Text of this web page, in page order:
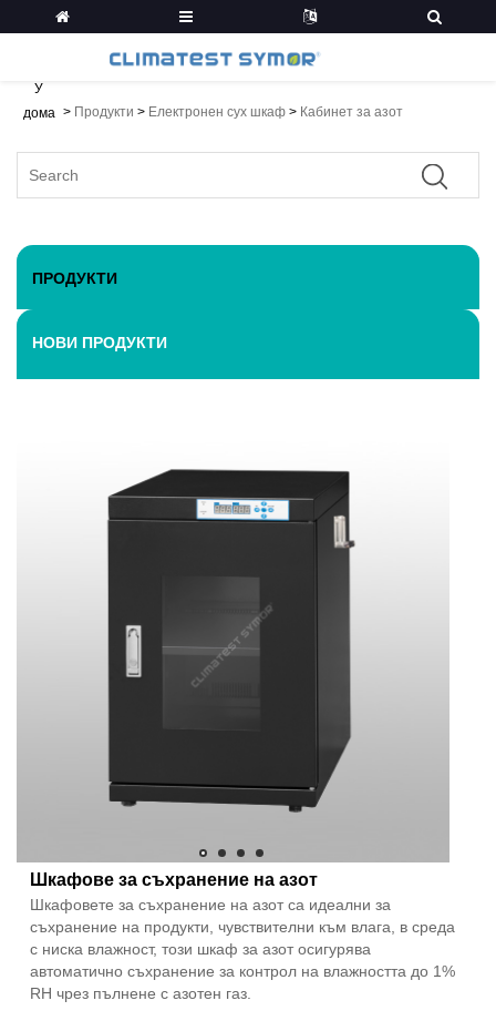
У
дома > Продукти > Електронен сух шкаф > Кабинет за азот
ПРОДУКТИ
НОВИ ПРОДУКТИ
Шкафове за съхранение на азот
Шкафовете за съхранение на азот са идеални за
съхранение на продукти, чувствителни към влага, в среда
с ниска влажност, този шкаф за азот осигурява
автоматично съхранение за контрол на влажността до 1%
RH чрез пълнене с азотен газ.